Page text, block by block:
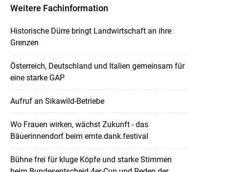
Weitere Fachinformation
Historische Dürre bringt Landwirtschaft an ihre
Grenzen
Österreich, Deutschland und Italien gemeinsam für
eine starke GAP
Aufruf an Sikawild-Betriebe
Wo Frauen wirken, wächst Zukunft - das
Bäuerinnendorf beim ernte.dank.festival
Bühne frei für kluge Köpfe und starke Stimmen